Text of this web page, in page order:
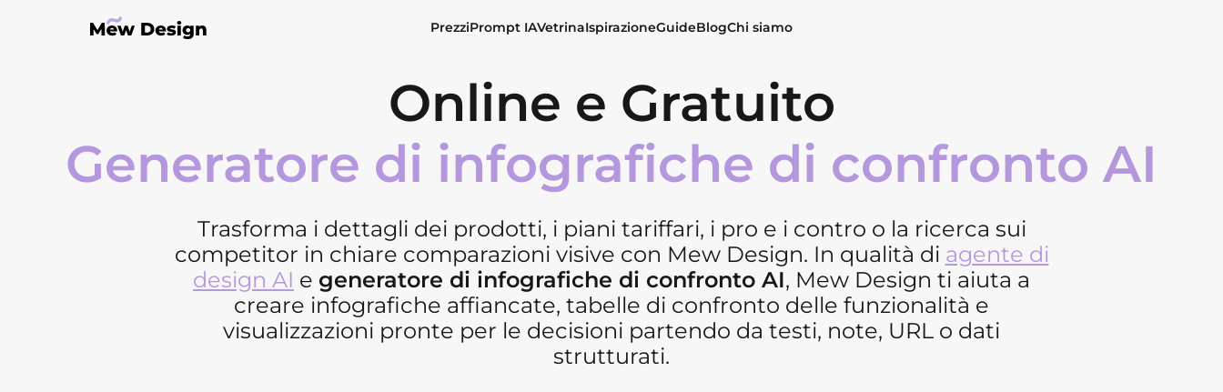
PrezziPrompt IAVetrinaIspirazioneGuideBlogChi siamo
Online e Gratuito
Generatore di infografiche di confronto AI
Trasforma i dettagli dei prodotti, i piani tariffari, i pro e i contro o la ricerca sui
competitor in chiare comparazioni visive con Mew Design. In qualità di agente di
design AI e generatore di infografiche di confronto AI, Mew Design ti aiuta a
creare infografiche affiancate, tabelle di confronto delle funzionalità e
visualizzazioni pronte per le decisioni partendo da testi, note, URL o dati
strutturati.